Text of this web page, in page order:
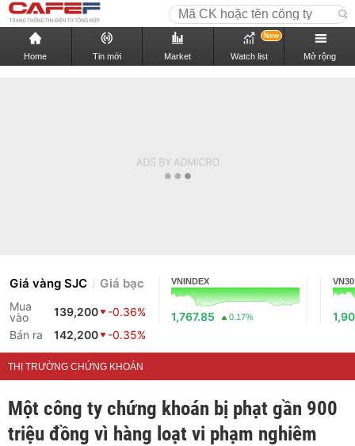
Home Tin mới Market Watch list
New
Mở rộng
Giá vàng SJC Giá bạc
Mua
vào
139,200
-0.36%
Bán ra
142,200 -0.35%
VNINDEX
1,767.85 0.17%
VN30
THỊ TRƯỜNG CHỨNG KHOÁN
Một công ty chứng khoán bị phạt gần 900
triệu đồng vì hàng loạt vi phạm nghiêm